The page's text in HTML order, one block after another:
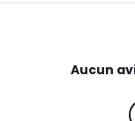
Aucun